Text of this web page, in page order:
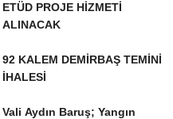
ONARIM...
ETÜD PROJE HİZMETİ
ALINACAK
92 KALEM DEMİRBAŞ TEMİNİ
İHALESİ
Vali Aydın Baruş; Yangın